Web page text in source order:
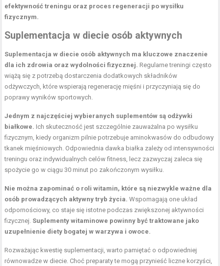
efektywność treningu oraz proces regeneracji po wysiłku
fizycznym.
Suplementacja w diecie osób aktywnych
Suplementacja w diecie osób aktywnych ma kluczowe znaczenie
dla ich zdrowia oraz wydolności fizycznej. Regularne treningi często
wiążą się z potrzebą dostarczenia dodatkowych składników
odżywczych, które wspierają regenerację mięśni i przyczyniają się do
poprawy wyników sportowych.
Jednym z najczęściej wybieranych suplementów są odżywki
białkowe. Ich skuteczność jest szczególnie zauważalna po wysiłku
fizycznym, kiedy organizm pilnie potrzebuje aminokwasów do odbudowy
tkanek mięśniowych. Odpowiednia dawka białka zależy od intensywności
treningu oraz indywidualnych celów fitness, lecz zazwyczaj zaleca się
spożycie go w ciągu 30 minut po zakończonym wysiłku.
Nie można zapominać o roli witamin, które są niezwykle ważne dla
osób prowadzących aktywny tryb życia. Wspomagają one układ
odpornościowy, co staje się istotne podczas zwiększonej aktywności
fizycznej. Suplementy witaminowe powinny być traktowane jako
uzupełnienie diety bogatej w warzywa i owoce.
Rozważając kwestię suplementacji, warto pamiętać o odpowiedniej
równowadze w diecie. Choć preparaty te mogą przynieść liczne korzyści,